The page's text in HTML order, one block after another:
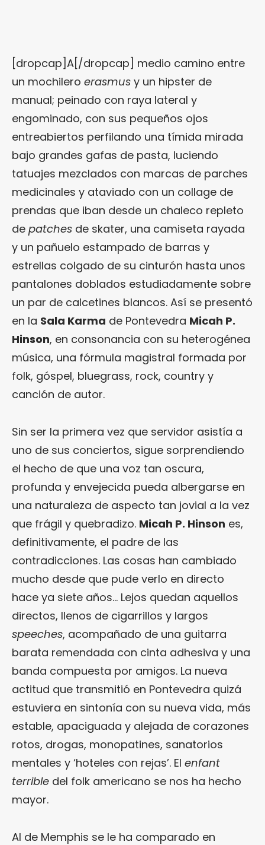
[dropcap]A[/dropcap] medio camino entre
un mochilero erasmus y un hipster de
manual; peinado con raya lateral y
engominado, con sus pequeños ojos
entreabiertos perfilando una tímida mirada
bajo grandes gafas de pasta, luciendo
tatuajes mezclados con marcas de parches
medicinales y ataviado con un collage de
prendas que iban desde un chaleco repleto
de patches de skater, una camiseta rayada
y un pañuelo estampado de barras y
estrellas colgado de su cinturón hasta unos
pantalones doblados estudiadamente sobre
un par de calcetines blancos. Así se presentó
en la Sala Karma de Pontevedra Micah P.
Hinson, en consonancia con su heterogénea
música, una fórmula magistral formada por
folk, góspel, bluegrass, rock, country y
canción de autor.
Sin ser la primera vez que servidor asistía a
uno de sus conciertos, sigue sorprendiendo
el hecho de que una voz tan oscura,
profunda y envejecida pueda albergarse en
una naturaleza de aspecto tan jovial a la vez
que frágil y quebradizo. Micah P. Hinson es,
definitivamente, el padre de las
contradicciones. Las cosas han cambiado
mucho desde que pude verlo en directo
hace ya siete años… Lejos quedan aquellos
directos, llenos de cigarrillos y largos
speeches, acompañado de una guitarra
barata remendada con cinta adhesiva y una
banda compuesta por amigos. La nueva
actitud que transmitió en Pontevedra quizá
estuviera en sintonía con su nueva vida, más
estable, apaciguada y alejada de corazones
rotos, drogas, monopatines, sanatorios
mentales y ‘hoteles con rejas’. El enfant
terrible del folk americano se nos ha hecho
mayor.
Al de Memphis se le ha comparado en